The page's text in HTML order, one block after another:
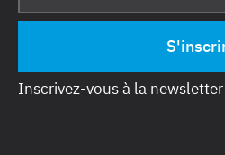
Inscrivez-vous à la newsletter